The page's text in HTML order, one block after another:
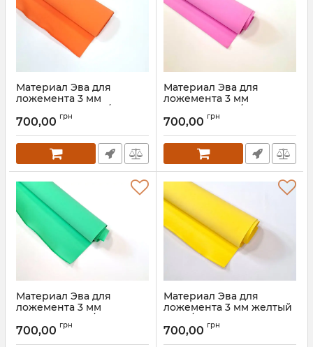
Материал Эва для
ложемента 3 мм
оранжевый 100кг/м3
(145*250 см)
Артикул: 90011
700,00 грн
Материал Эва для
ложемента 3 мм
розовый 100кг/м3
(145*250 см)
Артикул: 90012
700,00 грн
Материал Эва для
ложемента 3 мм
зеленый 100кг/м3
(145*250 см)
Артикул: 90013
700,00 грн
Материал Эва для
ложемента 3 мм желтый
100кг/м3 (145*250 см)
Артикул: 90014
700,00 грн